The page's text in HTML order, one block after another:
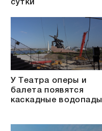
сутки
У Театра оперы и
балета появятся
каскадные водопады